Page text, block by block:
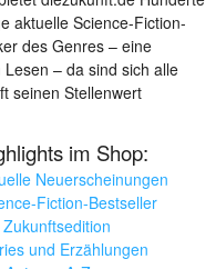
aktuelle Science-Fiction-
des Genres – eine
– da sind sich alle
seinen Stellenwert
im Shop:
Neuerscheinungen
Fiction-Bestseller
Zukunftsedition
und Erzählungen